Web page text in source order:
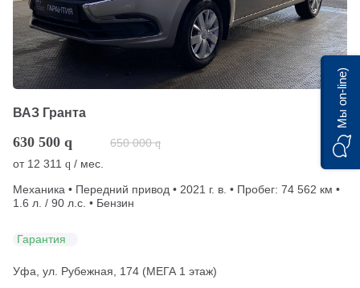
ВАЗ Гранта
630 500 q 650 000 q
от 12 311 q / мес.
Механика • Передний привод • 2021 г. в. • Пробег: 74 562 км •
1.6 л. / 90 л.с. • Бензин
Гарантия
Уфа, ул. Рубежная, 174 (МЕГА 1 этаж)
Мы on-line)